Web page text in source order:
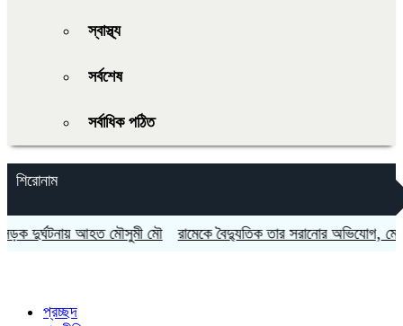
স্বাস্থ্য
সর্বশেষ
সর্বাধিক পঠিত
শিরোনাম
আহত মৌসুমী মৌ রামেকে বৈদ্যুতিক তার সরানোর অভিযোগ,
প্রচ্ছদ